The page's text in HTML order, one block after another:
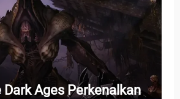
Ages Perkenalkan